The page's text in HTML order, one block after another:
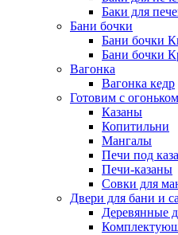
Баки для
Бани бочки
Бани бочки
Бани бочки
Вагонка
Вагонка кедр
Готовим с
Казаны
Копитильни
Мангалы
Печи под
Печи-казаны
Совки для
Двери для бани и
Деревянные